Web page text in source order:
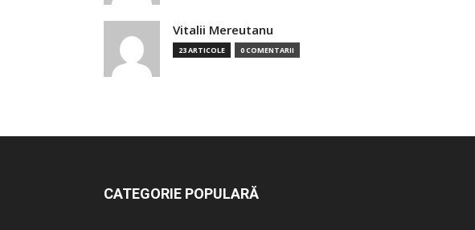
Vitalii Mereutanu
23 ARTICOLE 0 COMENTARII
CATEGORIE POPULARĂ